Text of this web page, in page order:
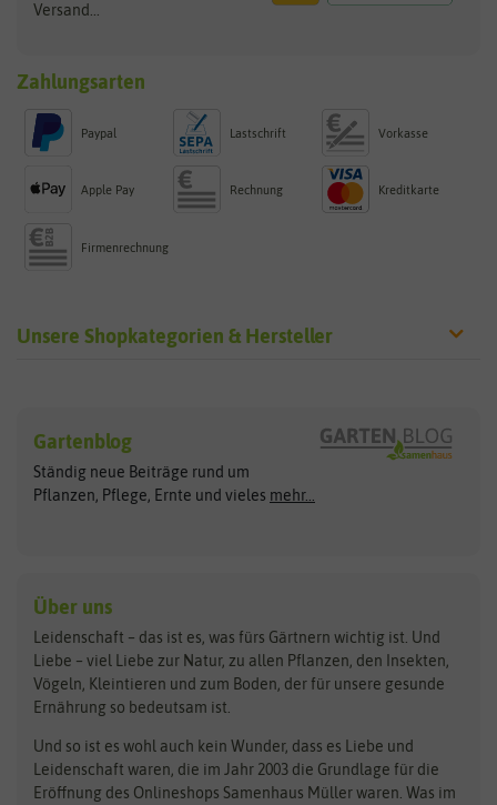
Versand...
Zahlungsarten
Paypal Lastschrift Vorkasse
Apple Pay Rechnung Kreditkarte
Firmenrechnung
Unsere Shopkategorien & Hersteller
Exotische Samen
Gemüsesamen
Gründünger
Kräutersamen
Obstsamen
Pilzbrut
Rasensamen
Steckzwiebeln
Zimmer & Kübelpflanzen
Kataloge
Schnäppchen
Arche Noah
ASB Greenworld
Benary
Bingenheimer Saatgut
Bionana
BIOWOL
Blumicorn
Clever Pots
COMPO
Dürr-Samen
Feldsaaten Freudenberger
Fertil
Gartenblog
Ständig neue Beiträge rund um
Pflanzen, Pflege, Ernte und vieles mehr...
Über uns
Leidenschaft – das ist es, was fürs Gärtnern wichtig ist. Und
Liebe – viel Liebe zur Natur, zu allen Pflanzen, den Insekten,
Vögeln, Kleintieren und zum Boden, der für unsere gesunde
Ernährung so bedeutsam ist.
Und so ist es wohl auch kein Wunder, dass es Liebe und
Leidenschaft waren, die im Jahr 2003 die Grundlage für die
Eröffnung des Onlineshops Samenhaus Müller waren. Was im